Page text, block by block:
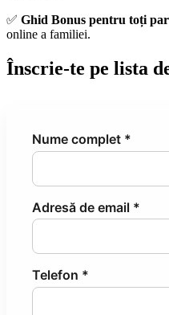
✅ Ghid Bonus pentru toți
online a familiei.
Înscrie-te pe lista
Nume complet *
Adresă de email *
Telefon *